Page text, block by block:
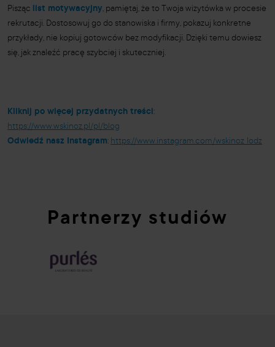
Pisząc list motywacyjny, pamiętaj, że to Twoja wizytówka w procesie
rekrutacji. Dostosowuj go do stanowiska i firmy, pokazuj konkretne
przykłady, nie kopiuj gotowców bez modyfikacji. Dzięki temu dowiesz
się, jak znaleźć pracę szybciej i skuteczniej.
Kliknij po więcej przydatnych treści:
https://www.wskinoz.pl/pl/blog
Odwiedź nasz Instagram: https://www.instagram.com/wskinoz_lodz
Partnerzy studiów